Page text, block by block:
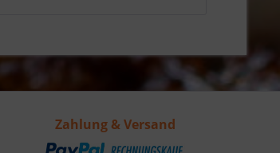
Zahlung & Versand